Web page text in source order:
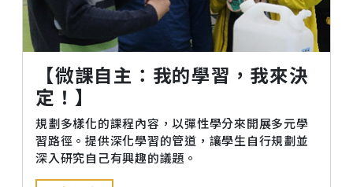
【微課自主：我的學習，我來決
定！】
規劃多樣化的課程內容，以彈性學分來開展多元學
習路徑。提供深化學習的管道，讓學生自行規劃並
深入研究自己有興趣的議題。